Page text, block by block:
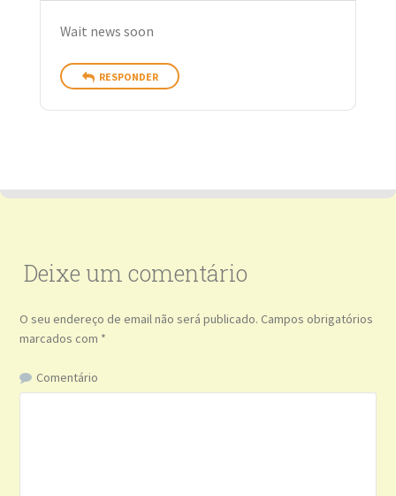
Wait news soon
RESPONDER
Deixe um comentário
O seu endereço de email não será publicado. Campos obrigatórios
marcados com *
Comentário